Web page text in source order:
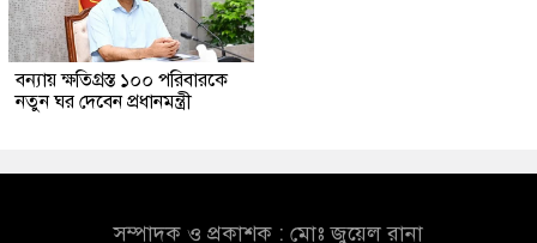
বন্যায় ক্ষতিগ্রস্ত ১০০ পরিবারকে
নতুন ঘর দেবেন প্রধানমন্ত্রী
সম্পাদক ও প্রকাশক : মোঃ জুয়েল রানা